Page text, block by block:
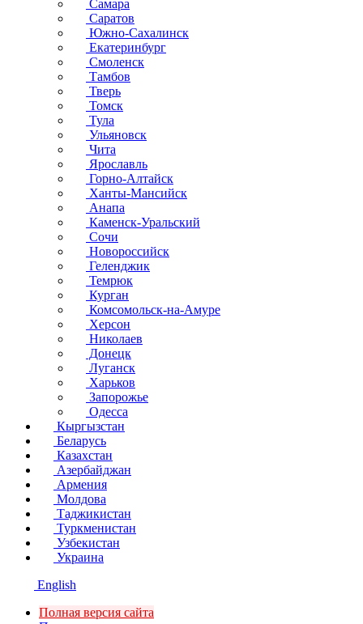
Самара
Саратов
Южно-Сахалинск
Екатеринбург
Смоленск
Тамбов
Тверь
Томск
Тула
Ульяновск
Чита
Ярославль
Горно-Алтайск
Ханты-Мансийск
Анапа
Каменск-Уральский
Сочи
Новороссийск
Геленджик
Темрюк
Курган
Комсомольск-на-Амуре
Херсон
Николаев
Донецк
Луганск
Харьков
Запорожье
Одесса
Кыргызстан
Беларусь
Казахстан
Азербайджан
Армения
Молдова
Таджикистан
Туркменистан
Узбекистан
Украина
English
Полная версия сайта